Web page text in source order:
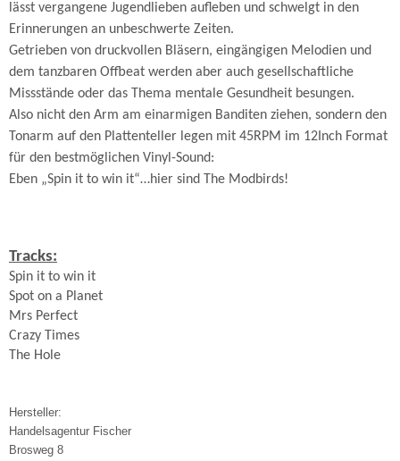
lässt vergangene Jugendlieben aufleben und schwelgt in den
Erinnerungen an unbeschwerte Zeiten.
Getrieben von druckvollen Bläsern, eingängigen Melodien und
dem tanzbaren Offbeat werden aber auch gesellschaftliche
Missstände oder das Thema mentale Gesundheit besungen.
Also nicht den Arm am einarmigen Banditen ziehen, sondern den
Tonarm auf den Plattenteller legen mit 45RPM im 12Inch Format
für den bestmöglichen Vinyl-Sound:
Eben „Spin it to win it“…hier sind The Modbirds!
Tracks:
Spin it to win it
Spot on a Planet
Mrs Perfect
Crazy Times
The Hole
Hersteller:
Handelsagentur Fischer
Brosweg 8